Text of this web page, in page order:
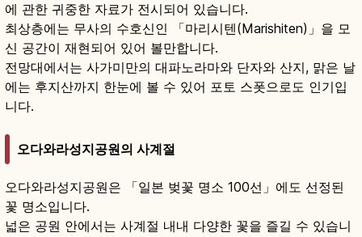
에 관한 귀중한 자료가 전시되어 있습니다.
최상층에는 무사의 수호신인 「마리시텐(Marishiten)」을 모
신 공간이 재현되어 있어 볼만합니다.
전망대에서는 사가미만의 대파노라마와 단자와 산지, 맑은 날
에는 후지산까지 한눈에 볼 수 있어 포토 스폿으로도 인기입
니다.
오다와라성지공원의 사계절
오다와라성지공원은 「일본 벚꽃 명소 100선」에도 선정된
꽃 명소입니다.
넓은 공원 안에서는 사계절 내내 다양한 꽃을 즐길 수 있습니